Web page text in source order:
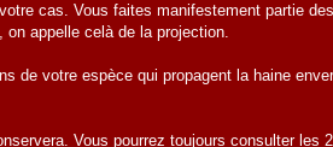
cas. Vous faites manifestement partie
appelle celà de la projection.
de votre espèce qui propagent la haine
Vous pourrez toujours consulter les